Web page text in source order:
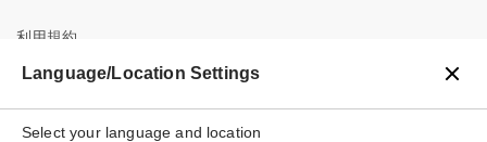
利用規約
プライバシーポリシー
特定商取引法に基づく表示
Language/Location Settings
Select your language and location